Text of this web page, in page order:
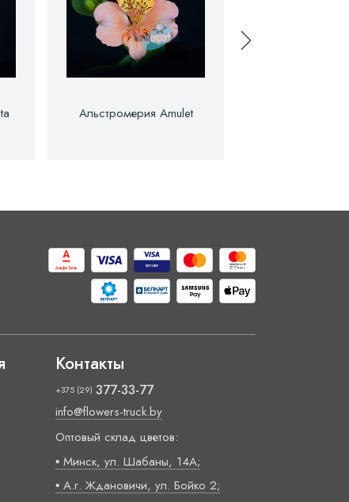
Альстромерия Amulet
Контакты
+375 (29) 377-33-77
info@flowers-truck.by
Оптовый склад цветов:
▪ Минск, ул. Шабаны, 14А;
▪ А.г. Ждановичи, ул. Бойко 2;